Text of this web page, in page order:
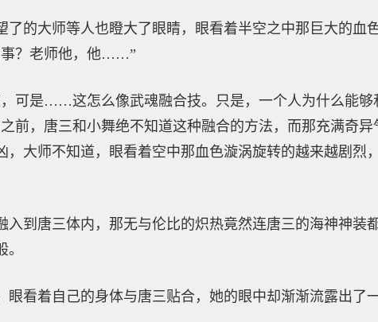
了的大师等人也瞪大了眼睛，眼看着半空之中那巨大的血
事？老师他，他……”
可是……这怎么像武魂融合技。只是，一个人为什么能够
前，唐三和小舞绝不知道这种融合的方法，而那充满奇
，大师不知道，眼看着空中那血色漩涡旋转的越来越剧烈
入到唐三体内，那无与伦比的炽热竟然连唐三的海神神装
看着自己的身体与唐三贴合，她的眼中却渐渐流露出了一